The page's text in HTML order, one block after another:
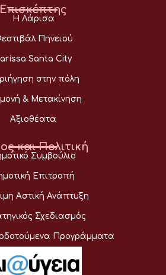
Επισκέπτης
Η Λάρισα
Πηνειού
Santa City
στην πόλη
& Μετακίνηση
Αξιοθέατα
και Πολιτική
Συμβούλιο
Επιτροπή
Αστική Ανάπτυξη
Σχεδιασμός
Προγράμματα